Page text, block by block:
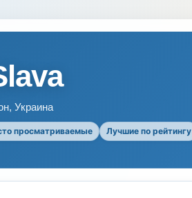
Украина
просматриваемые Лучшие по рейтингу